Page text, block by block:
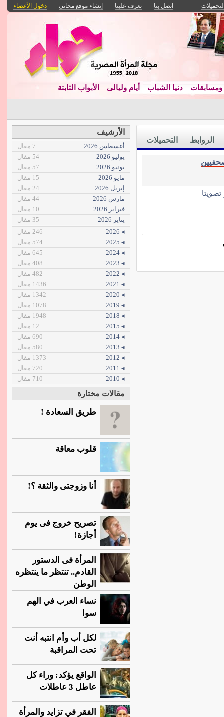
اتصل بنا تعرف علينا إنشاء موقع مجاني دخول الأعضاء
دنيا الشباب أيام وليالى الأبواب الثابتة
التحميلات الروابط
تصويتا
الأرشيف
أغسطس 2026
7 مقال
يوليو 2026
54 مقال
يونيو 2026
57 مقال
مايو 2026
15 مقال
إبريل 2026
24 مقال
مارس 2026
44 مقال
فبراير 2026
10 مقال
يناير 2026
35 مقال
◂ 2026
246 مقال
◂ 2025
574 مقال
◂ 2024
645 مقال
◂ 2023
408 مقال
◂ 2022
482 مقال
◂ 2021
1436 مقال
◂ 2020
1342 مقال
◂ 2019
1078 مقال
◂ 2018
1948 مقال
◂ 2015
12 مقال
◂ 2014
690 مقال
◂ 2013
580 مقال
◂ 2012
1373 مقال
◂ 2011
720 مقال
◂ 2010
710 مقال
مقالات مختارة
طريق السعادة !
قلوب معاقة
أنا وزوجتى والثقة ؟!
تصريح خروج فى يوم
أجازة!
المرأة فى الدستور
القادم.. تنتظر ما ينتظره
الوطن
نساء العرب في الهم
سوا
لكل أب وأم انتبه أنت
تحت المراقبة
الواقع يؤكد: وراء كل
عاطل 3 عاطلات
الفقر في تزايد والمرأة